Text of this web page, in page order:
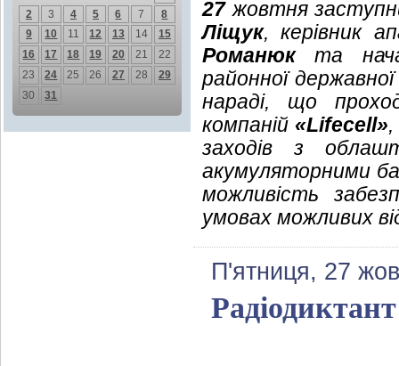
2
3 4 5 6 7
8
9
10 11 12 13 14
15
16
17 18 19 20 21
22
23
24 25 26 27 28
29
30
31
27жовтня
Ліщук, керівник
Романюкта
районної
нараді, що
компаній «Lifecell»,
заходів з
акумуляторними
можливість
умовах можливих
П'ятниця, 27